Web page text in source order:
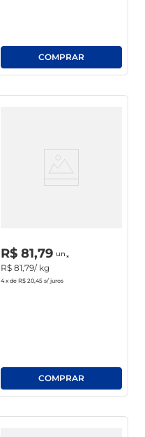
R$ 81,79 un
R$ 81,79/ kg
4 x de R$ 20,45 s/ juros